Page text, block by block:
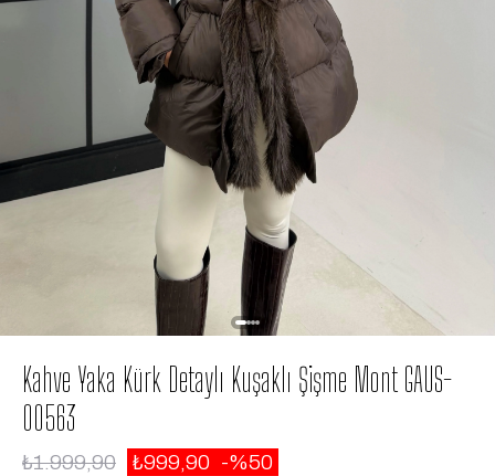
Kahve Yaka Kürk Detaylı Kuşaklı Şişme Mont GAUS-
00563
₺1.999,90 ₺999,90 50